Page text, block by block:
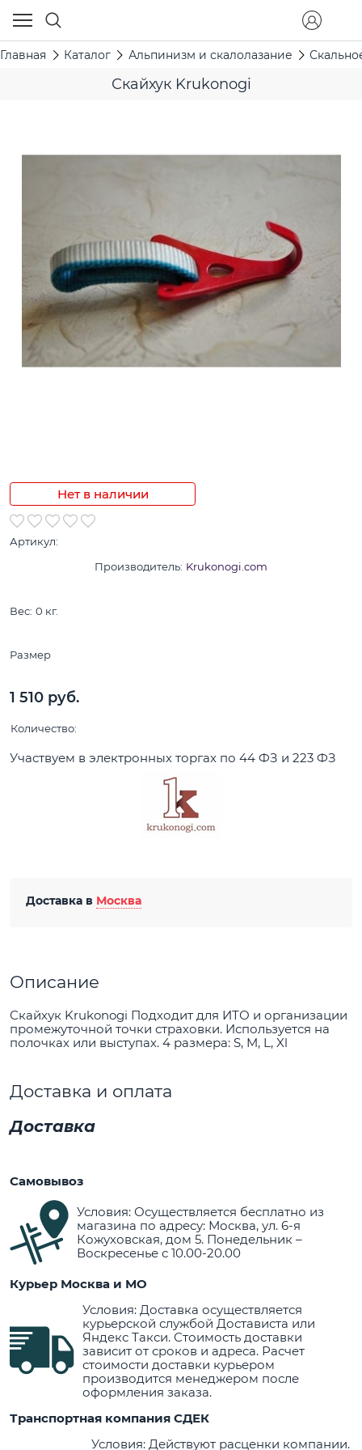
Главная Каталог Альпинизм и скалолазание
Скайхук Krukonogi
Нет в наличии
Артикул:
Производитель: Krukonogi.com
Вес: 0 кг.
Размер
1 510 руб.
Количество:
Участвуем в электронных торгах по 44 ФЗ и 223 ФЗ
Доставка в Москва
Описание
Скайхук Krukonogi Подходит для ИТО и организации
промежуточной точки страховки. Используется на
полочках или выступах. 4 размера: S, M, L, Xl
Доставка и оплата
Доставка
Самовывоз
Условия: Осуществляется бесплатно из
магазина по адресу: Москва, ул. 6-я
Кожуховская, дом 5. Понедельник –
Воскресенье с 10.00-20.00
Курьер Москва и МО
Условия: Доставка осуществляется
курьерской службой Достависта или
Яндекс Такси. Стоимость доставки
зависит от сроков и адреса. Расчет
стоимости доставки курьером
производится менеджером после
оформления заказа.
Транспортная компания СДЕК
Условия: Действуют расценки компании.